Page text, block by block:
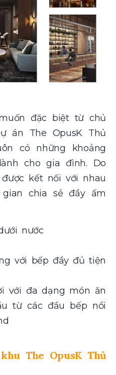
đặc biệt từ chủ
án The OpusK Thủ
có những khoảng
cho gia đình. Do
kết nối với nhau
chia sẻ đầy ấm
nước
với bếp đầy đủ tiện
với đa dạng món ăn
từ các đầu bếp nổi
The OpusK Thủ